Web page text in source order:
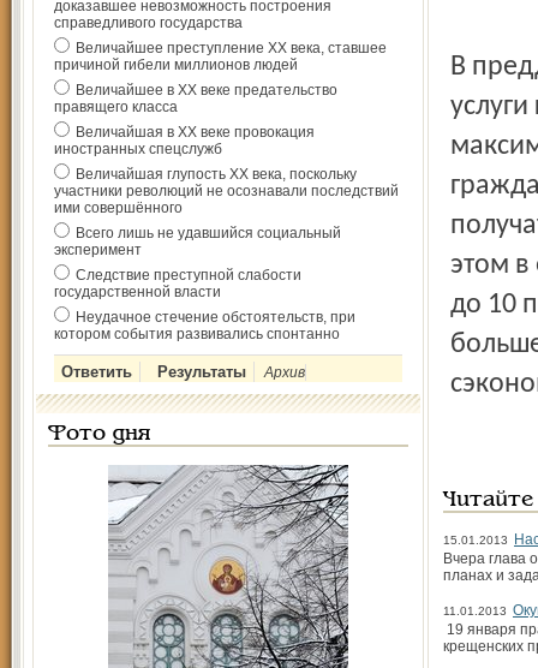
доказавшее невозможность построения
справедливого государства
Величайшее преступление ХХ века, ставшее
причиной гибели миллионов людей
Величайшее в ХХ веке предательство
правящего класса
Величайшая в ХХ веке провокация
иностранных спецслужб
Величайшая глупость ХХ века, поскольку
участники революций не осознавали последствий
ими совершённого
Всего лишь не удавшийся социальный
эксперимент
Следствие преступной слабости
государственной власти
Неудачное стечение обстоятельств, при
котором события развивались спонтанно
Архив
Фото дня
В
этом в
до 10
15.01.2013
Вчера глава
планах и
11.01.2013
19 января
крещенских